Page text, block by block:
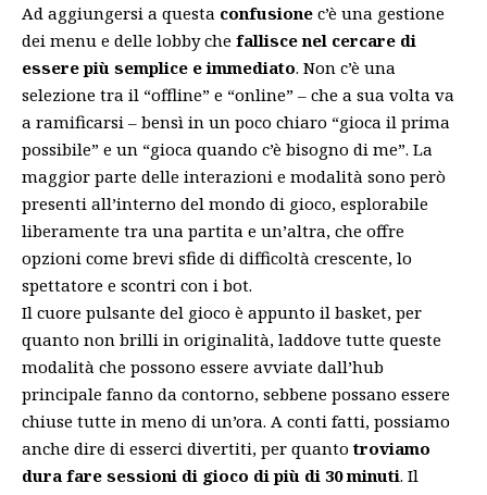
Ad aggiungersi a questa confusione c’è una gestione
dei menu e delle lobby che fallisce nel cercare di
essere più semplice e immediato. Non c’è una
selezione tra il “offline” e “online” – che a sua volta va
a ramificarsi – bensì in un poco chiaro “gioca il prima
possibile” e un “gioca quando c’è bisogno di me”. La
maggior parte delle interazioni e modalità sono però
presenti all’interno del mondo di gioco, esplorabile
liberamente tra una partita e un’altra, che offre
opzioni come brevi sfide di difficoltà crescente, lo
spettatore e scontri con i bot.
Il cuore pulsante del gioco è appunto il basket, per
quanto non brilli in originalità, laddove tutte queste
modalità che possono essere avviate dall’hub
principale fanno da contorno, sebbene possano essere
chiuse tutte in meno di un’ora. A conti fatti, possiamo
anche dire di esserci divertiti, per quantotroviamo
dura fare sessioni di gioco di più di 30 minuti. Il